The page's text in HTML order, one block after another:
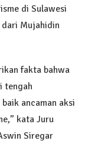
di Sulawesi
dari Mujahidin
fakta bahwa
tengah
ancaman aksi
kata Juru
Siregar